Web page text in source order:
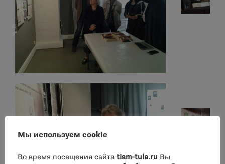
Мы используем cookie
Во время посещения сайта tiam-tula.ru Вы